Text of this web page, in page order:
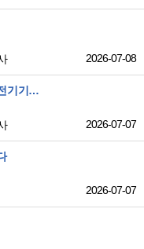
2026-07-08
전기기사/전기공사기사/소방전기기사 자격증 취득 관련 일자리를 찾고 있습니다.
2026-07-07
2026-07-07